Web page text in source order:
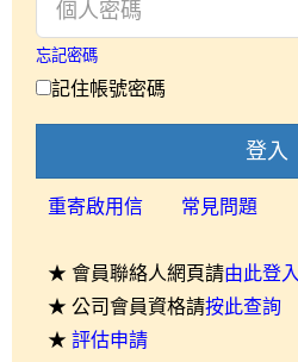
忘記密碼
記住帳號密碼
登入
重寄啟用信 常見問題
★ 會員聯絡人網頁請由此登入
★ 公司會員資格請按此查詢
★ 評估申請